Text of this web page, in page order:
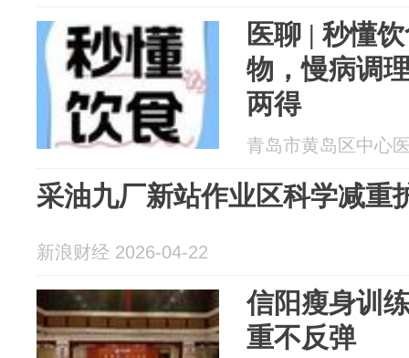
医聊 | 秒懂
物，慢病调
两得
青岛市黄岛区中心
采油九厂新站作业区科学减重
新浪财经 2026-04-22
信阳瘦身训
重不反弹